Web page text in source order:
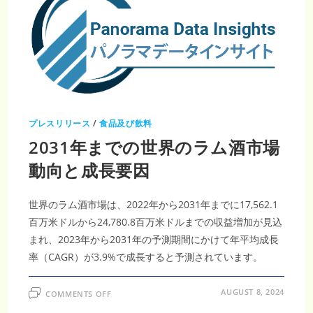
2031
CAGR3.9%
で
成
長
し、
24,780.8
百
万
ル
達
プレスリリース /食品及び飲料
2031年までの世界のラム酒市場
動向と成長要因
世界のラム酒市場は、2022年から2031年までに17,562.1
百万米ドルから24,780.8百万米ドルまでの収益増加が見込
まれ、2023年から2031年の予測期間にかけて年平均成長
率（CAGR）が3.9%で成長すると予測されています。
COMMENTS OFFON AUGUST 8, 2024